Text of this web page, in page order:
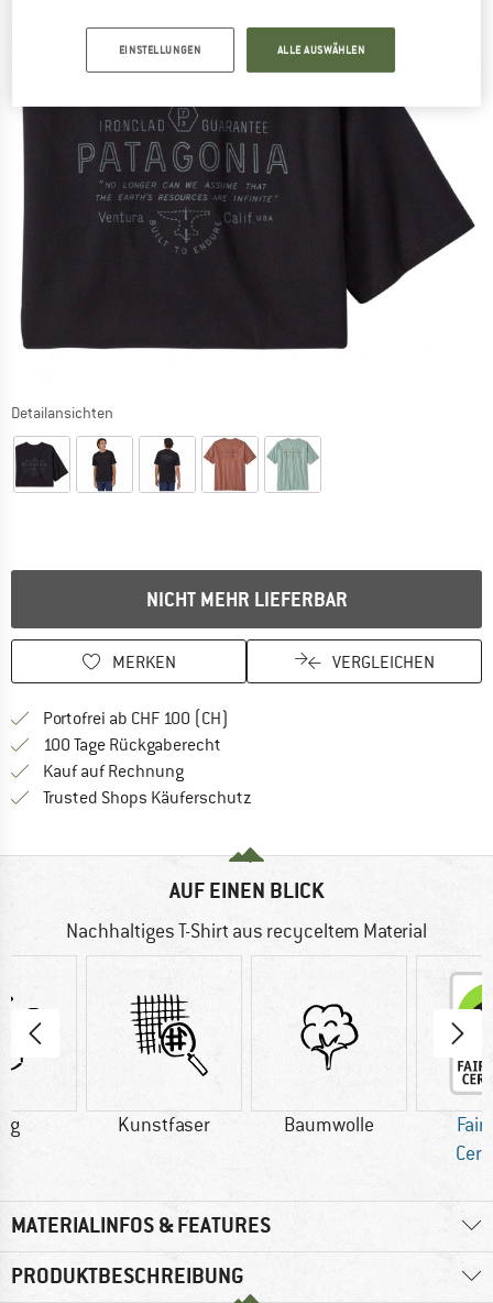
Detailansichten
NICHT MEHR LIEFERBAR
MERKEN VERGLEICHEN
Portofrei ab CHF 100 (CH)
100 Tage Rückgaberecht
Kauf auf RechnungFinde die Zahlungs-Infos hier! Öffnet
Trusted Shops Käuferschutz
AUF EINEN BLICK
Nachhaltiges T-Shirt aus recyceltem Material
g Kunstfaser Baumwolle
Fair
MATERIALINFOS & FEATURES
PRODUKTBESCHREIBUNG
EINSTELLUNGEN ALLE AUSWÄHLEN